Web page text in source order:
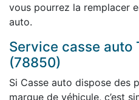
vous pourrez la remplacer
auto.
Service casse
(78850)
Si Casse auto dispose des
marque de véhicule, c’est